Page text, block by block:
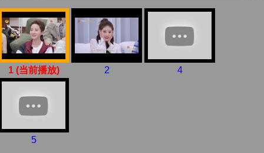
1 (当前播放) 2 4
5